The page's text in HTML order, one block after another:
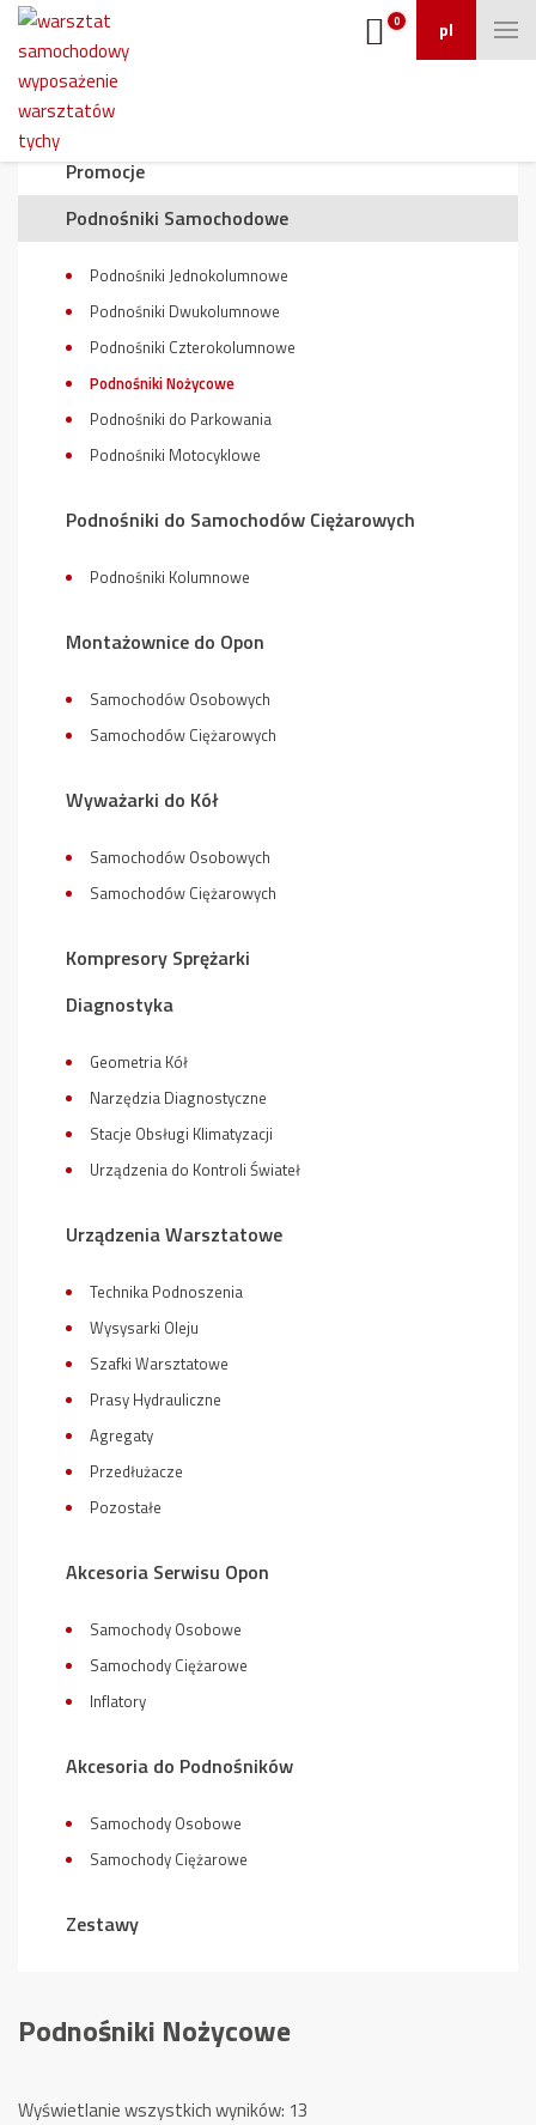
pl
0
Wyposażenie warsztatu
Promocje
Podnośniki Samochodowe
Podnośniki Jednokolumnowe
Podnośniki Dwukolumnowe
Podnośniki Czterokolumnowe
Podnośniki Nożycowe
Podnośniki do Parkowania
Podnośniki Motocyklowe
Podnośniki do Samochodów Ciężarowych
Podnośniki Kolumnowe
Montażownice do Opon
Samochodów Osobowych
Samochodów Ciężarowych
Wyważarki do Kół
Samochodów Osobowych
Samochodów Ciężarowych
Kompresory Sprężarki
Diagnostyka
Geometria Kół
Narzędzia Diagnostyczne
Stacje Obsługi Klimatyzacji
Urządzenia do Kontroli Świateł
Urządzenia Warsztatowe
Technika Podnoszenia
Wysysarki Oleju
Szafki Warsztatowe
Prasy Hydrauliczne
Agregaty
Przedłużacze
Pozostałe
Akcesoria Serwisu Opon
Samochody Osobowe
Samochody Ciężarowe
Inflatory
Akcesoria do Podnośników
Samochody Osobowe
Samochody Ciężarowe
Zestawy
Podnośniki Nożycowe
Wyświetlanie wszystkich wyników: 13